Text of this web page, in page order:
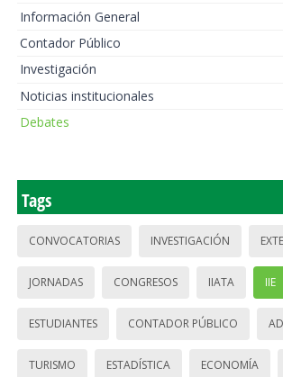
Información General
Contador Público
Investigación
Noticias institucionales
Debates
Tags
CONVOCATORIAS INVESTIGACIÓN
JORNADAS CONGRESOS IIATA IIE
ESTUDIANTES CONTADOR PÚBLICO
TURISMO ESTADÍSTICA ECONOMÍA